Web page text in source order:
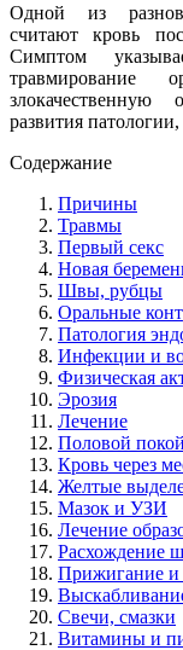
Одной из
считают кровь
Симптом
развития
Содержание
Причины
Травмы
Первый секс
Новая
Швы, рубцы
Оральные
Патология
Инфекции и
Физическая
Эрозия
Лечение
Половой покой
Кровь через
Желтые
Мазок и УЗИ
Лечение
Расхождение
Прижигание и
Свечи, смазки
Витамины и